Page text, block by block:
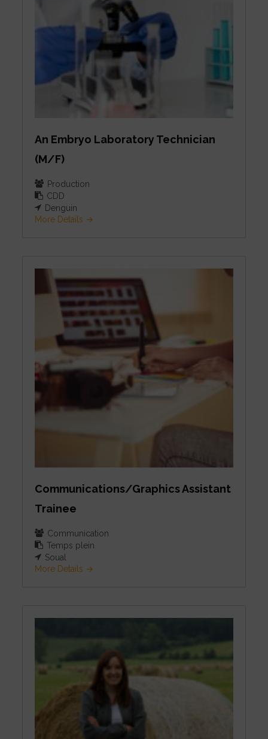
An Embryo Laboratory Technician
(M/F)
Production
CDD
Denguin
More Details
Communications/Graphics Assistant
Trainee
Communication
Temps plein
Soual
More Details